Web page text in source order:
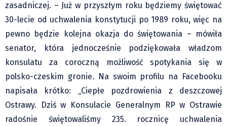
Klub Podróżnika ZA OKNEM
Sport
Czytelnicy piszą
Multimedia
Obiektyw Głosu
Fotoreportaże
studio glos.live
Głos Brandysa
zasadniczej. – Już w przyszłym roku będziemy świętować
30-lecie od uchwalenia konstytucji po 1989 roku, więc na
pewno będzie kolejna okazja do świętowania – mówiła
senator, która jednocześnie podziękowała władzom
konsulatu za coroczną możliwość spotykania się w
polsko-czeskim gronie. Na swoim profilu na Facebooku
napisała krótko: „Ciepłe pozdrowienia z deszczowej
Ostrawy. Dziś w Konsulacie Generalnym RP w Ostrawie
radośnie świętowaliśmy 235. rocznicę uchwalenia